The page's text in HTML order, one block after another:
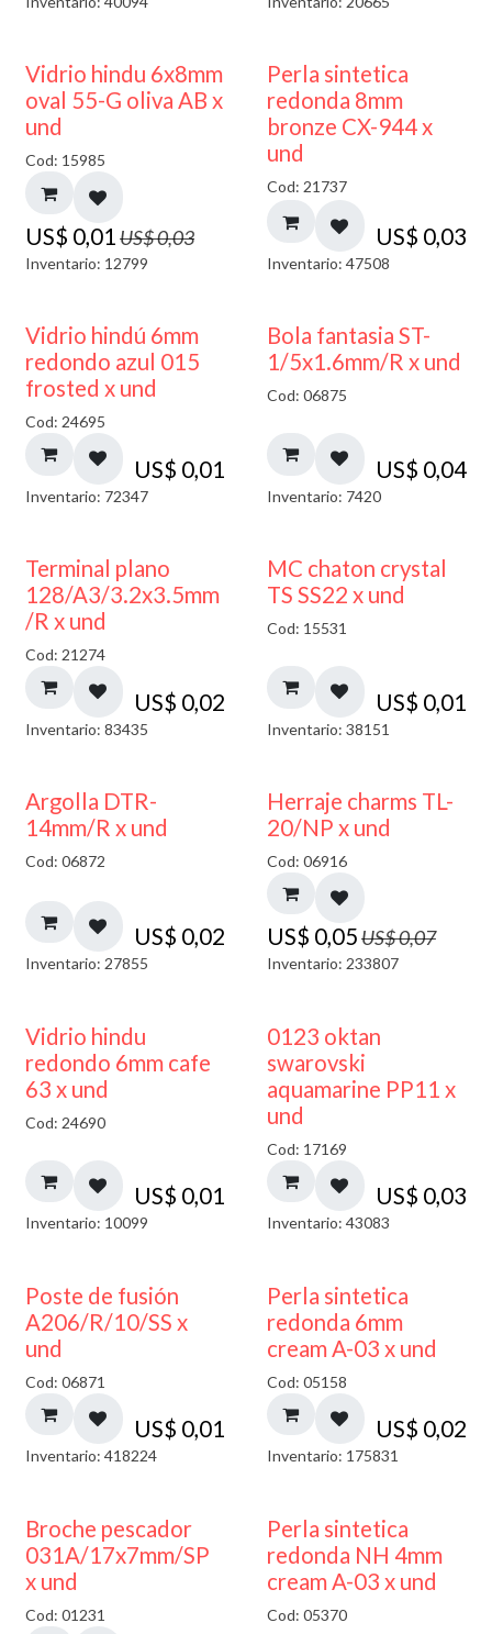
50% DESCUENTO
Vidrio hindu 6x8mm
oval 55-G oliva AB x
und
Cod: 15985
US$ 0,01 US$0,03
Inventario: 12799
Perla sintetica
redonda 8mm
bronze CX-944 x
und
Cod: 21737
US$ 0,03
Inventario: 47508
40% DESCUENTO
Vidrio hindú 6mm
redondo azul 015
frosted x und
Cod: 24695
US$ 0,01
Inventario: 72347
Bola fantasia ST-
1/5x1.6mm/R x und
Cod: 06875
US$ 0,04
Inventario: 7420
Terminal plano
128/A3/3.2x3.5mm
/R x und
Cod: 21274
US$ 0,02
Inventario: 83435
MC chaton crystal
TS SS22 x und
Cod: 15531
US$ 0,01
Inventario: 38151
Argolla DTR-
14mm/R x und
Cod: 06872
US$ 0,02
Inventario: 27855
40% DESCUENTO
Herraje charms TL-
20/NP x und
Cod: 06916
US$ 0,05US$0,07
Inventario: 233807
40% DESCUENTO
Vidrio hindu
redondo 6mm cafe
63 x und
Cod: 24690
US$ 0,01
Inventario: 10099
0123 oktan
swarovski
aquamarine PP11 x
und
Cod: 17169
US$ 0,03
Inventario: 43083
Poste de fusión
A206/R/10/SS x
und
Cod: 06871
US$ 0,01
Inventario: 418224
Perla sintetica
redonda 6mm
cream A-03 x und
Cod: 05158
US$ 0,02
Inventario: 175831
50% DESCUENTO
Broche pescador
031A/17x7mm/SP
x und
Cod: 01231
Perla sintetica
redonda NH 4mm
cream A-03 x und
Cod: 05370